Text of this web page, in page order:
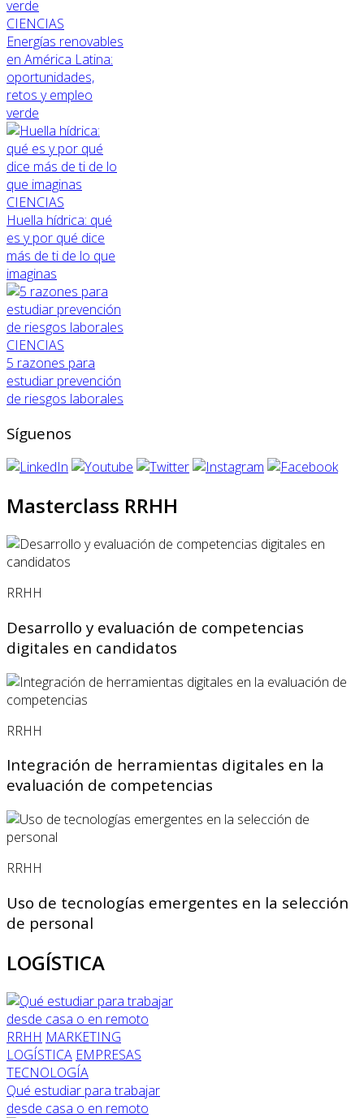
CIENCIAS
Energías renovables
en América Latina:
oportunidades,
retos y empleo
verde
CIENCIAS
Huella hídrica: qué
es y por qué dice
más de ti de lo que
imaginas
CIENCIAS
5 razones para
estudiar prevención
de riesgos laborales
Síguenos
Masterclass RRHH
RRHH
Desarrollo y evaluación de competencias
digitales en candidatos
RRHH
Integración de herramientas digitales en la
evaluación de competencias
RRHH
Uso de tecnologías emergentes en la selección
de personal
LOGÍSTICA
RRHH MARKETING
LOGÍSTICA EMPRESAS
TECNOLOGÍA
Qué estudiar para trabajar
desde casa o en remoto